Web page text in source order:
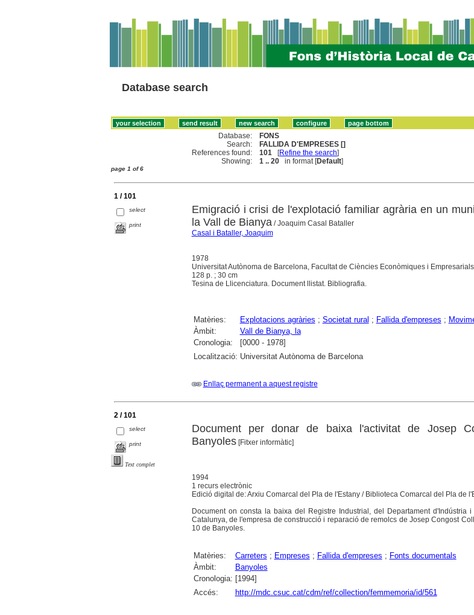
Database search
Database:
FONS
Search:
FALLIDA D'EMPRESES []
References found:
101 [Refine the search]
Showing:
1 .. 20 in format [Default]
page 1 of 6
1 / 101
select
print
Emigració i crisi de l'explotació familiar agrària en un
la Vall de Bianya/ Joaquim Casal Bataller
Casal i Bataller, Joaquim
1978
Universitat Autònoma de Barcelona, Facultat de Ciències Econòmiques i
128 p. ; 30 cm
Tesina de Llicenciatura. Document llistat. Bibliografia.
Matèries: Explotacions agràries ; Societat rural ; Fallida d'empreses ;
Àmbit:
Vall de Bianya, la
Cronologia:
[0000 - 1978]
Localització: Universitat Autònoma de Barcelona
Enllaç permanent a aquest registre
2 / 101
select
print
Text complet
Document per donar de baixa l'activitat de Josep
Banyoles[Fitxer informàtic]
1994
1 recurs electrònic
Edició digital de: Arxiu Comarcal del Pla de l'Estany / Biblioteca Comarcal del Pla de
Document on consta la baixa del Registre Industrial, del Departament d'Indústria
Catalunya, de l'empresa de construcció i reparació de remolcs de Josep Congost
10 de Banyoles.
Matèries: Carreters ; Empreses ; Fallida d'empreses ; Fonts documentals
Àmbit:
Banyoles
Cronologia: [1994]
Accés:
http://mdc.csuc.cat/cdm/ref/collection/femmemoria/id/561